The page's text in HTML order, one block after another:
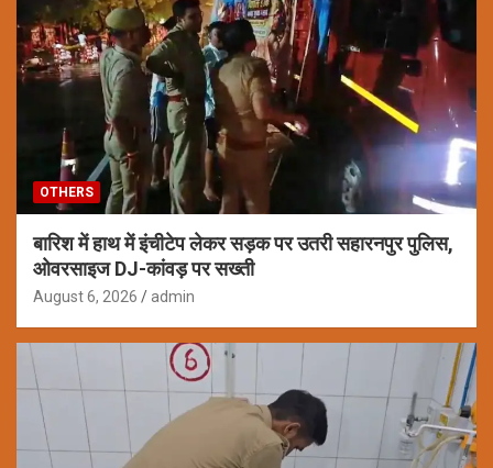
OTHERS
बारिश में हाथ में इंचीटेप लेकर सड़क पर उतरी सहारनपुर पुलिस,
ओवरसाइज DJ-कांवड़ पर सख्ती
August 6, 2026 admin